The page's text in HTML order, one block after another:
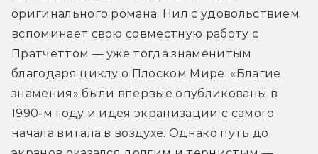
оригинального романа. Нил с удовольствием
вспоминает свою совместную работу с
Пратчеттом — уже тогда знаменитым
благодаря циклу о Плоском Мире. «Благие
знамения» были впервые опубликованы в
1990-м году и идея экранизации с самого
начала витала в воздухе. Однако путь до